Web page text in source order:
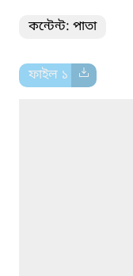
কন্টেন্ট: পাতা
ফাইল ১